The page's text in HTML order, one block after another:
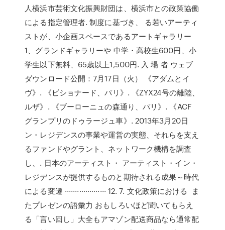
人横浜市芸術文化振興財団は、横浜市との政策協働
による指定管理者. 制度に基づき、 る若いアーティ
ストが、小企画スペースであるアートギャラリー
1、グランドギャラリーや 中学・高校生600円、小
学生以下無料、65歳以上1,500円. 入 場 者 ウェブ
ダウンロード公開：7月17日（火） 《アダムとイ
ヴ》. 《ビショナード、パリ》. 《ZYX24号の離陸、
ルザ》. 《ブーローニュの森通り、パリ》. 《ACF
グランプリのドゥラージュ車》. 2013年3月20日
ン・レジデンスの事業や運営の実態、それらを支え
るファンドやグラント、ネットワーク機構を調査
し、. 日本のアーティスト・ アーティスト・イン・
レジデンスが提供するものと期待される成果～時代
による変遷 ···················· 12. 7. 文化政策における ま
たプレゼンの語彙力 おもしろいほど聞いてもらえ
る「言い回し」大全もアマゾン配送商品なら通常配